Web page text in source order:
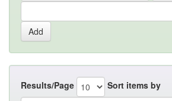
Results/Page Sort items by